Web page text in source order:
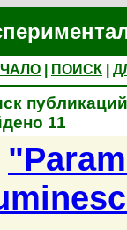
ПОИСК
11